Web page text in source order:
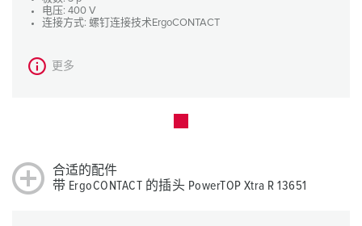
电压: 400 V
连接方式: 螺钉连接技术ErgoCONTACT
更多
合适的配件
带 ErgoCONTACT 的插头 PowerTOP Xtra R 13651